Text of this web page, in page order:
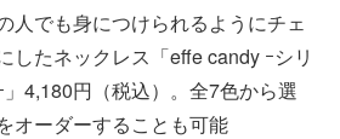
人でも身につけられるようにチェ
したネックレス「effe candy ｰシリ
4,180円（税込）。全7色から選
オーダーすることも可能